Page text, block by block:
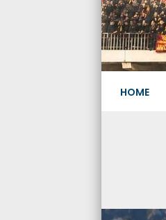
HOME